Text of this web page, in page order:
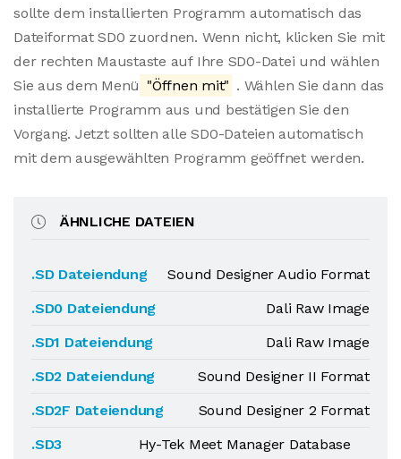
sollte dem installierten Programm automatisch das
Dateiformat SD0 zuordnen. Wenn nicht, klicken Sie mit
der rechten Maustaste auf Ihre SD0-Datei und wählen
Sie aus dem Menü "Öffnen mit" . Wählen Sie dann das
installierte Programm aus und bestätigen Sie den
Vorgang. Jetzt sollten alle SD0-Dateien automatisch
mit dem ausgewählten Programm geöffnet werden.
ÄHNLICHE DATEIEN
.SD Dateiendung
Sound Designer Audio Format
.SD0 Dateiendung
Dali Raw Image
.SD1 Dateiendung
Dali Raw Image
.SD2 Dateiendung
Sound Designer II Format
.SD2F Dateiendung
Sound Designer 2 Format
.SD3
Hy-Tek Meet Manager Database